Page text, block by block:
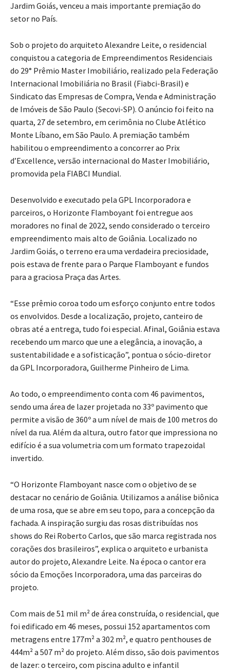
Jardim Goiás, venceu a mais importante premiação do
setor no País.
Sob o projeto do arquiteto Alexandre Leite, o residencial
conquistou a categoria de Empreendimentos Residenciais
do 29° Prêmio Master Imobiliário, realizado pela Federação
Internacional Imobiliária no Brasil (Fiabci-Brasil) e
Sindicato das Empresas de Compra, Venda e Administração
de Imóveis de São Paulo (Secovi-SP). O anúncio foi feito na
quarta, 27 de setembro, em cerimônia no Clube Atlético
Monte Líbano, em São Paulo. A premiação também
habilitou o empreendimento a concorrer ao Prix
d’Excellence, versão internacional do Master Imobiliário,
promovida pela FIABCI Mundial.
Desenvolvido e executado pela GPL Incorporadora e
parceiros, o Horizonte Flamboyant foi entregue aos
moradores no final de 2022, sendo considerado o terceiro
empreendimento mais alto de Goiânia. Localizado no
Jardim Goiás, o terreno era uma verdadeira preciosidade,
pois estava de frente para o Parque Flamboyant e fundos
para a graciosa Praça das Artes.
“Esse prêmio coroa todo um esforço conjunto entre todos
os envolvidos. Desde a localização, projeto, canteiro de
obras até a entrega, tudo foi especial. Afinal, Goiânia estava
recebendo um marco que une a elegância, a inovação, a
sustentabilidade e a sofisticação”, pontua o sócio-diretor
da GPL Incorporadora, Guilherme Pinheiro de Lima.
Ao todo, o empreendimento conta com 46 pavimentos,
sendo uma área de lazer projetada no 33º pavimento que
permite a visão de 360º a um nível de mais de 100 metros do
nível da rua. Além da altura, outro fator que impressiona no
edifício é a sua volumetria com um formato trapezoidal
invertido.
“O Horizonte Flamboyant nasce com o objetivo de se
destacar no cenário de Goiânia. Utilizamos a análise biônica
de uma rosa, que se abre em seu topo, para a concepção da
fachada. A inspiração surgiu das rosas distribuídas nos
shows do Rei Roberto Carlos, que são marca registrada nos
corações dos brasileiros”, explica o arquiteto e urbanista
autor do projeto, Alexandre Leite. Na época o cantor era
sócio da Emoções Incorporadora, uma das parceiras do
projeto.
Com mais de 51 mil m² de área construída, o residencial, que
foi edificado em 46 meses, possui 152 apartamentos com
metragens entre 177m² a 302 m², e quatro penthouses de
444m² a 507 m² do projeto. Além disso, são dois pavimentos
de lazer: o terceiro, com piscina adulto e infantil